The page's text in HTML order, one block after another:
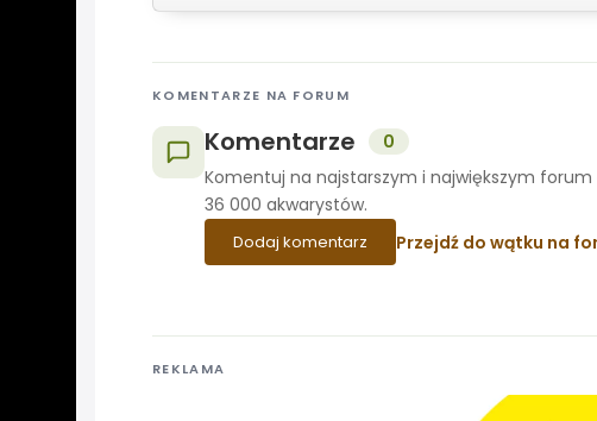
KOMENTARZE NA FORUM
Komentarze
0
Komentuj na najstarszym i największym
36 000 akwarystów.
Dodaj komentarz Przejdź do wątku na
REKLAMA